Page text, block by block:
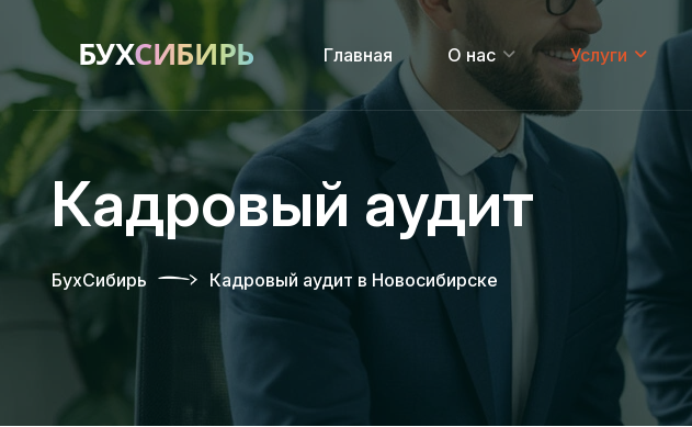
Главная О нас Услуги
Кадровый аудит
БухСибирь Кадровый аудит в Новосибирске